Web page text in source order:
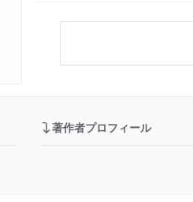
著作者プロフィール